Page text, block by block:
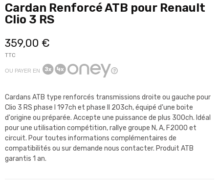
Cardan Renforcé ATB pour Renault
Clio 3 RS
359,00 €
TTC
OU PAYER EN
Cardans ATB type renforcés transmissions droite ou gauche pour
Clio 3 RS phase I 197ch et phase II 203ch, équipé d'une boite
d'origine ou préparée. Accepte une puissance de plus 300ch. Idéal
pour une utilisation compétition, rallye groupe N, A, F2000 et
circuit. Pour toutes informations complémentaires de
compatibilités ou sur demande nous contacter. Produit ATB
garantis 1 an.